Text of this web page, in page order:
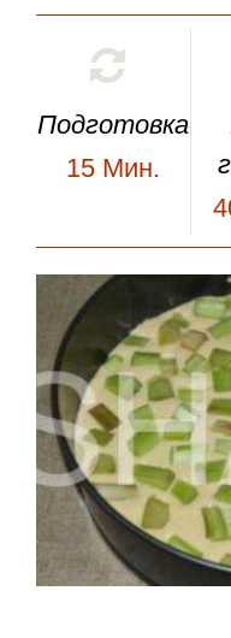
Подготовка
15 Мин.